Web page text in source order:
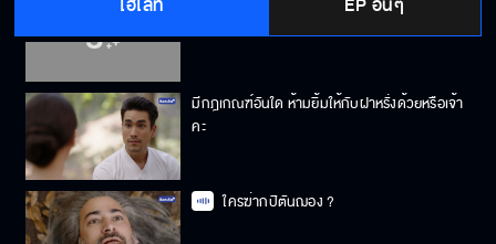
เรามาแกะรอยจากอาวุธที่ใช้สังหาร กปิตัน จะดี
มีกฎเกณฑ์อันใด ห้ามยิ้มให้กับฝาหรั่งด้วยหรือเจ้า
คะ
ใครฆ่ากปิตันฌอง ?